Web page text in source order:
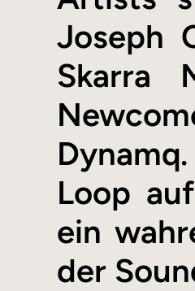
Joseph
Skarra
Loop
ein
der